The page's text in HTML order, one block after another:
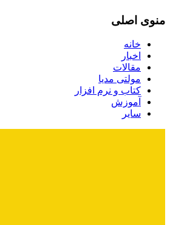
منوی اصلی
خانه
اخبار
مقالات
مولتی مدیا
کتاب و نرم افزار
آموزش
سایر